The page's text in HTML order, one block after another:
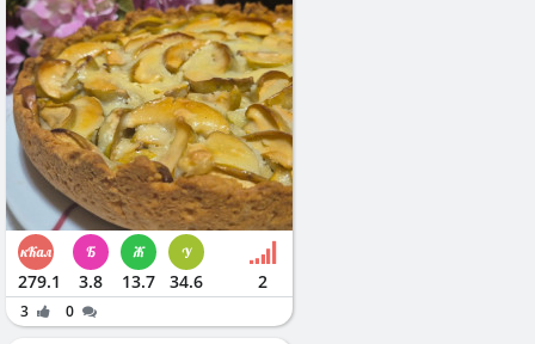
279.1 3.8 13.7 34.6 2
3 0